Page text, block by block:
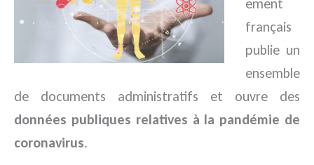
ement
français
publie un
ensemble
de documents administratifs et ouvre des
données publiques relatives à la pandémie de
coronavirus.